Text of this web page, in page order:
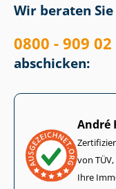
Wir beraten
0800 - 909 02
abschicken:
André
von
Ihre